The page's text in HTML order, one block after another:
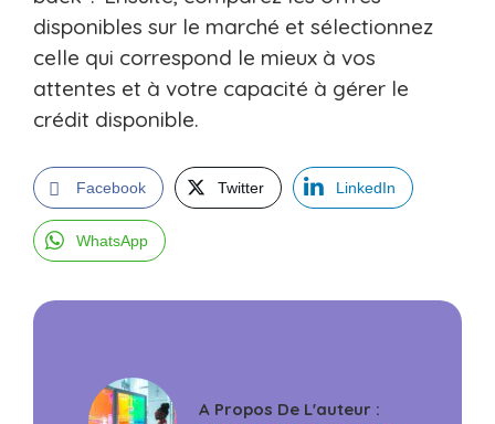
disponibles sur le marché et sélectionnez
celle qui correspond le mieux à vos
attentes et à votre capacité à gérer le
crédit disponible.
Facebook Twitter LinkedIn
WhatsApp
A Propos De L'auteur :